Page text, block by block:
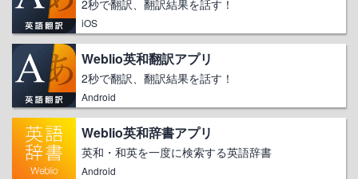
2秒で翻訳、翻訳結果を話す！
iOS
Weblio英和翻訳アプリ
2秒で翻訳、翻訳結果を話す！
Android
Weblio英和辞書アプリ
英和・和英を一度に検索する英語辞書
Android